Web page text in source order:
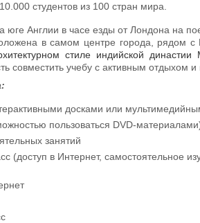
студентов из 100 стран мира.
юге Англии в часе езды от Лондона на
в самом центре города, рядом с
стиле индийской династии
совместить учебу с активным отдыхом
досками или
пользоваться DVD-
занятий
(доступ в Интернет, самостоятельное